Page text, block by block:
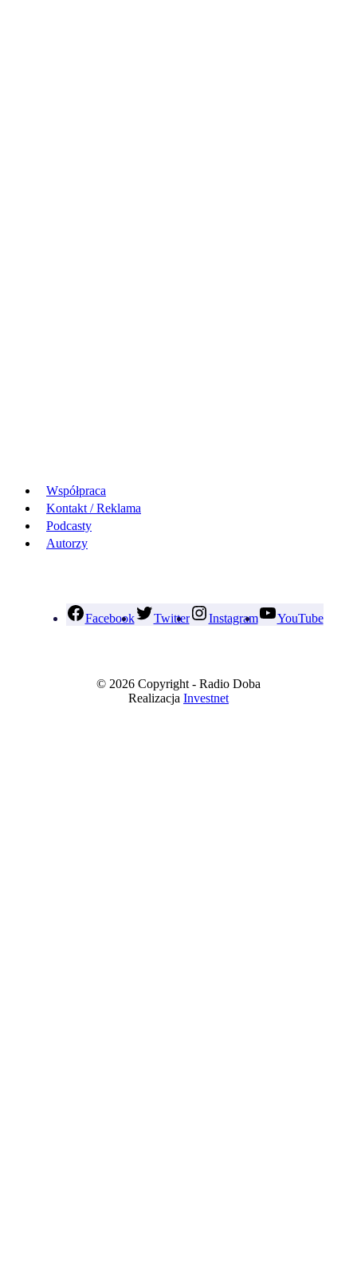
Współpraca
Kontakt / Reklama
Podcasty
Autorzy
Facebook Twitter Instagram YouTube
© 2026 Copyright - Radio Doba
Realizacja Investnet